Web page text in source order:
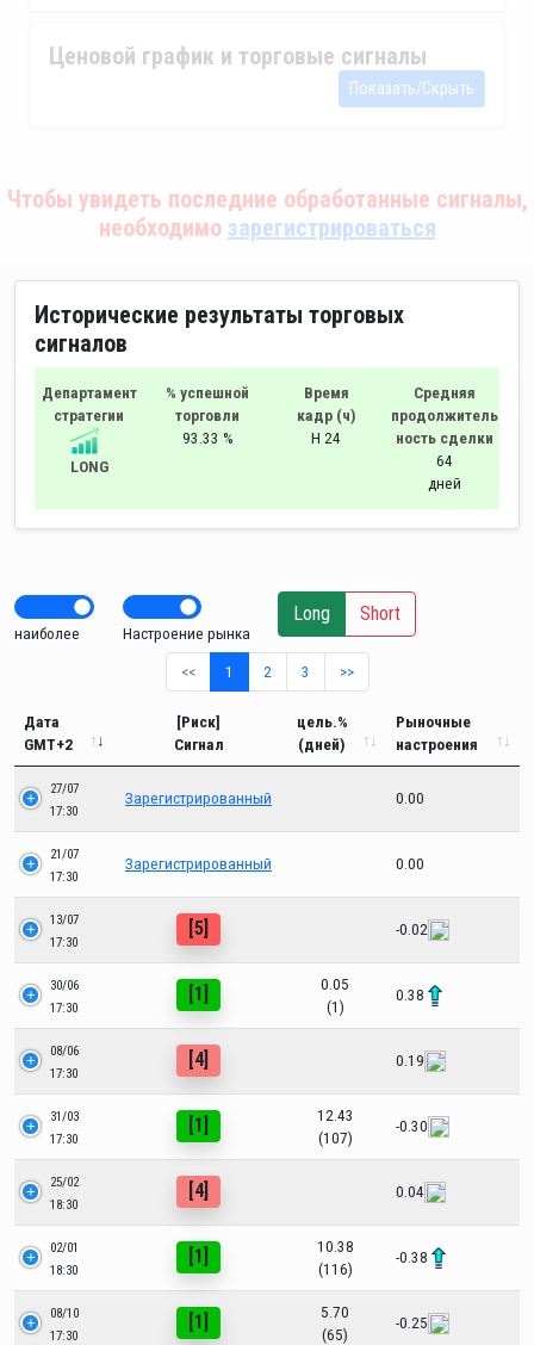
Ценовой график и торговые сигналы
Показать/Скрыть
Чтобы увидеть последние обработанные сигналы,
необходимо зарегистрироваться
Исторические результаты торговых
сигналов
Департамент
стратегии
LONG
% успешной
торговли
93.33 %
Время
кадр (ч)
H 24
Средняя
продолжитель
ность сделки
64
дней
наиболее Настроение рынка
Long Short
<< 1 2 3 >>
Дата
GMT+2
[Риск]
Сигнал
цель.%
(дней)
Рыночные
настроения
27/07
17:30
Зарегистрированный 0.00
21/07
17:30
Зарегистрированный 0.00
13/07
17:30
[5] -0.02
30/06
17:30
[1]
0.05
(1)
0.38
08/06
17:30
[4] 0.19
31/03
17:30
[1]
12.43
(107)
-0.30
25/02
18:30
[4] 0.04
02/01
18:30
[1]
10.38
(116)
-0.38
08/10
17:30
[1]
5.70
(65)
-0.25